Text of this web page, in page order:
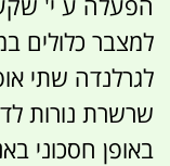
למצבר כלולים
לגרלנדה שתי
שרשרת נורות
באופן חסכוני